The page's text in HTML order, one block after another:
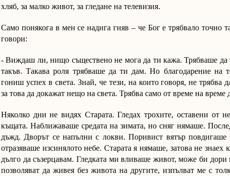
хляб, за малко живот, за гледане на телевизия.
Само понякога в мен се надига гняв – че Бог е трябвало точно
говори:
- Виждаш ли, нищо съществено не мога да ти кажа. Трябваше да
такъв. Такава роля трябваше да ти дам. Но благодарение на
гониш успех в света. Знай, че тези, на които говоря, не трябва
за това да докажат нещо на света. Трябва само от време на време
Няколко дни не видях Старата. Гледах трохите, оставени от
къщата. Наближаваше средата на зимата, но сняг нямаше.
дъжд. Дворът се напълни с локви. Поривист вятър
отразяваше изсинялото небе. Старата я нямаше, затова не
дълго да съзерцавам. Гледката ми вливаше живот, може би
позволяват да живея без живота на другите, изпълват ме с